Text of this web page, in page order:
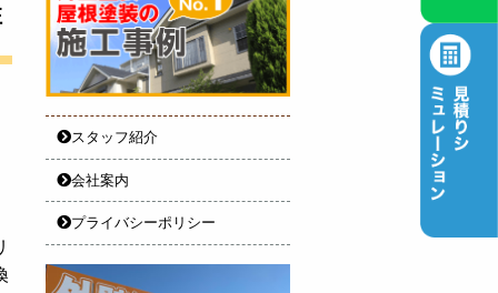
スタッフ紹介
会社案内
プライバシーポリシー